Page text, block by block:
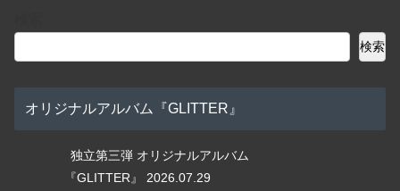
検索
オリジナルアルバム『GLITTER』
独立第三弾 オリジナルアルバム
『GLITTER』 2026.07.29